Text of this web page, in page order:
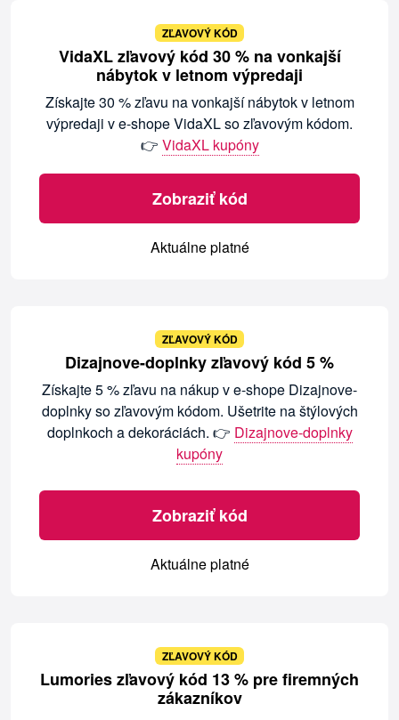
ZĽAVOVÝ KÓD
VidaXL zľavový kód 30 % na vonkajší
nábytok v letnom výpredaji
Získajte 30 % zľavu na vonkajší nábytok v letnom
výpredaji v e-shope VidaXL so zľavovým kódom.
👉 VidaXL kupóny
Zobraziť kód
Aktuálne platné
ZĽAVOVÝ KÓD
Dizajnove-doplnky zľavový kód 5 %
Získajte 5 % zľavu na nákup v e-shope Dizajnove-
doplnky so zľavovým kódom. Ušetrite na štýlových
doplnkoch a dekoráciách. 👉 Dizajnove-doplnky
kupóny
Zobraziť kód
Aktuálne platné
ZĽAVOVÝ KÓD
Lumories zľavový kód 13 % pre firemných
zákazníkov